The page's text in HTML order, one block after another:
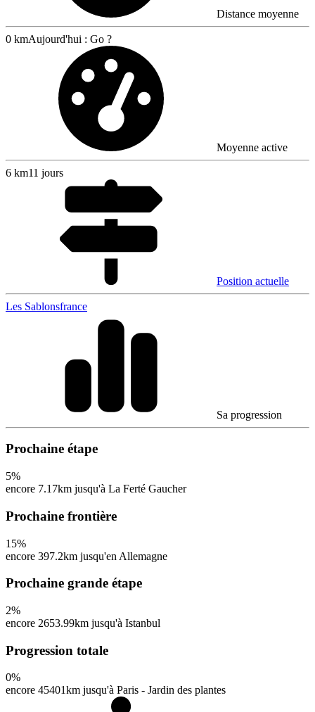
Distance moyenne
0 kmAujourd'hui : Go ?
Moyenne active
6 km11 jours
Position actuelle
Les Sablonsfrance
Sa progression
Prochaine étape
5%
encore 7.17km jusqu'à La Ferté Gaucher
Prochaine frontière
15%
encore 397.2km jusqu'en Allemagne
Prochaine grande étape
2%
encore 2653.99km jusqu'à Istanbul
Progression totale
0%
encore 45401km jusqu'à Paris - Jardin des plantes